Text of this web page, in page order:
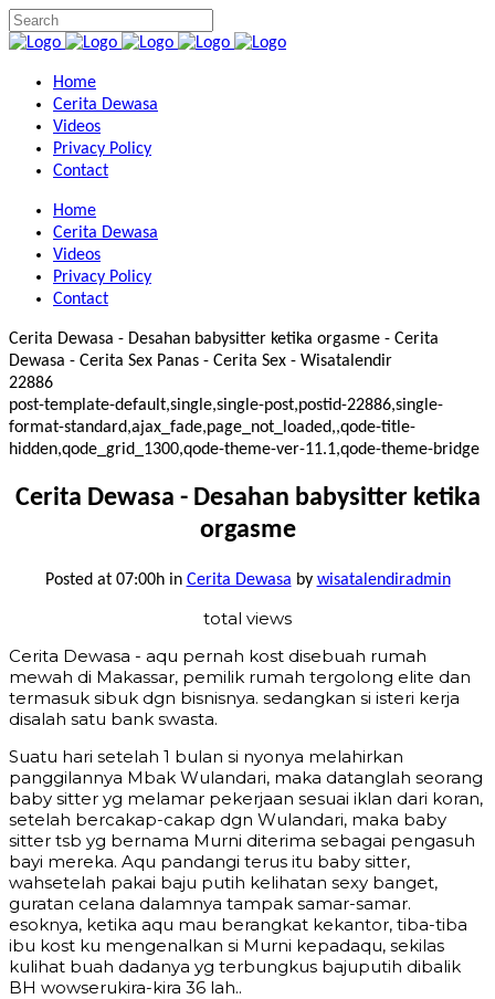
Home
Cerita Dewasa
Videos
Privacy Policy
Contact
Home
Cerita Dewasa
Videos
Privacy Policy
Contact
Cerita Dewasa - Desahan babysitter ketika orgasme - Cerita
Dewasa - Cerita Sex Panas - Cerita Sex - Wisatalendir
22886
post-template-default,single,single-post,postid-22886,single-
format-standard,ajax_fade,page_not_loaded,,qode-title-
hidden,qode_grid_1300,qode-theme-ver-11.1,qode-theme-bridge
Cerita Dewasa - Desahan babysitter ketika
orgasme
Posted at 07:00hin Cerita Dewasa by wisatalendiradmin
total views
Cerita Dewasa - aqu pernah kost disebuah rumah
mewah di Makassar, pemilik rumah tergolong elite dan
termasuk sibuk dgn bisnisnya. sedangkan si isteri kerja
disalah satu bank swasta.
Suatu hari setelah 1 bulan si nyonya melahirkan
panggilannya Mbak Wulandari, maka datanglah seorang
baby sitter yg melamar pekerjaan sesuai iklan dari koran,
setelah bercakap-cakap dgn Wulandari, maka baby
sitter tsb yg bernama Murni diterima sebagai pengasuh
bayi mereka. Aqu pandangi terus itu baby sitter,
wahsetelah pakai baju putih kelihatan sexy banget,
guratan celana dalamnya tampak samar-samar.
esoknya, ketika aqu mau berangkat kekantor, tiba-tiba
ibu kost ku mengenalkan si Murni kepadaqu, sekilas
kulihat buah dadanya yg terbungkus bajuputih dibalik
BH wowserukira-kira 36 lah..